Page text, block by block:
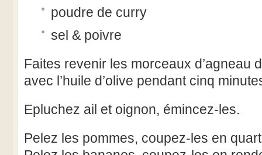
poudre de curry
sel & poivre
Faites revenir les morceaux d’agneau
avec l’huile d’olive pendant cinq
Epluchez ail et oignon, émincez-les.
Pelez les pommes, coupez-les en